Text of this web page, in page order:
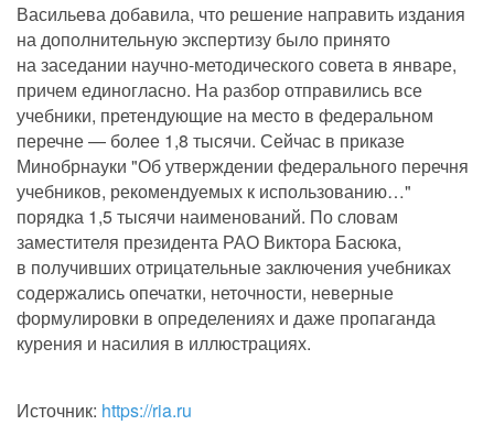
Васильева добавила, что решение направить издания
на дополнительную экспертизу было принято
на заседании научно-методического совета в январе,
причем единогласно. На разбор отправились все
учебники, претендующие на место в федеральном
перечне — более 1,8 тысячи. Сейчас в приказе
Минобрнауки "Об утверждении федерального перечня
учебников, рекомендуемых к использованию…"
порядка 1,5 тысячи наименований. По словам
заместителя президента РАО Виктора Басюка,
в получивших отрицательные заключения учебниках
содержались опечатки, неточности, неверные
формулировки в определениях и даже пропаганда
курения и насилия в иллюстрациях.
Источник: https://ria.ru